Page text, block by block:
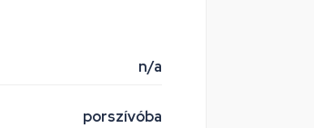
n/a
porszívóba